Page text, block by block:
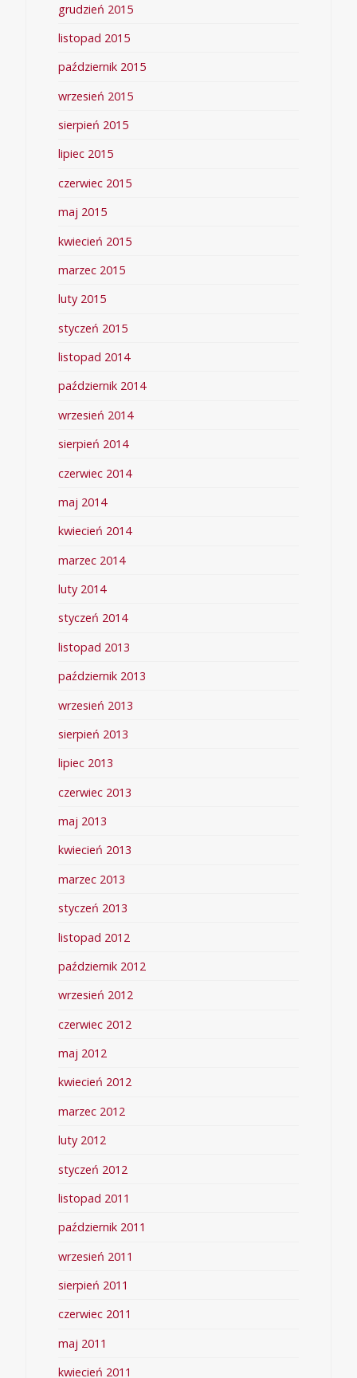
grudzień 2015
listopad 2015
październik 2015
wrzesień 2015
sierpień 2015
lipiec 2015
czerwiec 2015
maj 2015
kwiecień 2015
marzec 2015
luty 2015
styczeń 2015
listopad 2014
październik 2014
wrzesień 2014
sierpień 2014
czerwiec 2014
maj 2014
kwiecień 2014
marzec 2014
luty 2014
styczeń 2014
listopad 2013
październik 2013
wrzesień 2013
sierpień 2013
lipiec 2013
czerwiec 2013
maj 2013
kwiecień 2013
marzec 2013
styczeń 2013
listopad 2012
październik 2012
wrzesień 2012
czerwiec 2012
maj 2012
kwiecień 2012
marzec 2012
luty 2012
styczeń 2012
listopad 2011
październik 2011
wrzesień 2011
sierpień 2011
czerwiec 2011
maj 2011
kwiecień 2011